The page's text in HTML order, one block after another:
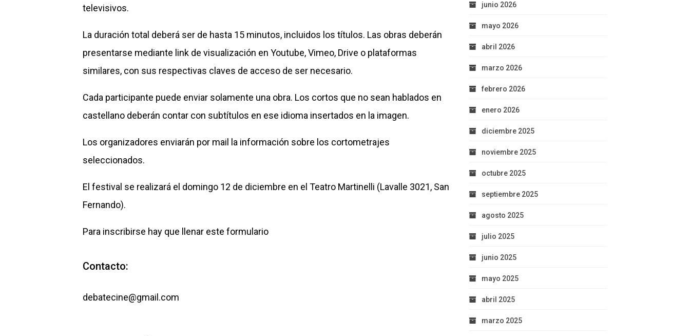
televisivos.
La duración total deberá ser de hasta 15 minutos, incluidos los títulos. Las obras deberán
presentarse mediante link de visualización en Youtube, Vimeo, Drive o plataformas
similares, con sus respectivas claves de acceso de ser necesario.
Cada participante puede enviar solamente una obra. Los cortos que no sean hablados en
castellano deberán contar con subtítulos en ese idioma insertados en la imagen.
Los organizadores enviarán por mail la información sobre los cortometrajes
seleccionados.
El festival se realizará el domingo 12 de diciembre en el Teatro Martinelli (Lavalle 3021, San
Fernando).
Para inscribirse hay que llenar este formulario
Contacto:
debatecine@gmail.com
junio 2026
mayo 2026
abril 2026
marzo 2026
febrero 2026
enero 2026
diciembre 2025
noviembre 2025
octubre 2025
septiembre 2025
agosto 2025
julio 2025
junio 2025
mayo 2025
abril 2025
marzo 2025